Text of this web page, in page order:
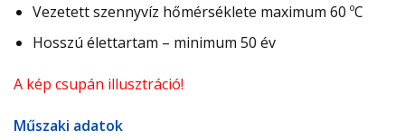
Vezetett szennyvíz hőmérséklete maximum 60 ºC
Hosszú élettartam – minimum 50 év
A kép csupán illusztráció!
Műszaki adatok